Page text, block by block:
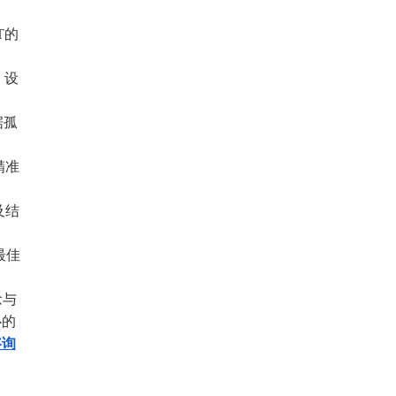
的
设
准
结
佳